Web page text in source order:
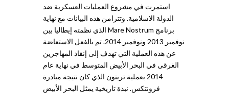
استمرت في مشروع العمليات العسكرية ضد
الدولة الاسلامية. وتتزامن هذه البيانات مع نهاية
برنامج Mare Nostrum الذي نظمته إيطاليا بين
نوفمبر 2013 ونوفمبر 2014. تم بالفعل الاستعاضة
عن هذه العملية التي تهدف إلى إنقاذ المهاجرين
الغرقى في البحر الأبيض المتوسط في نهاية عام
2014 بعملية تريتون الذي كان نتيجة مبادرة
فرونتكس. نبذة تاريخية يمثل البحر الأبيض